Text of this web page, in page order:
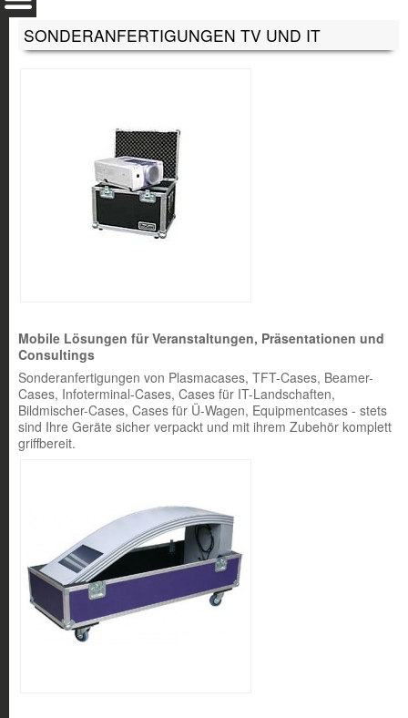
SONDERANFERTIGUNGEN TV UND IT
Mobile Lösungen für Veranstaltungen, Präsentationen und
Consultings
Sonderanfertigungen von Plasmacases, TFT-Cases, Beamer-
Cases, Infoterminal-Cases, Cases für IT-Landschaften,
Bildmischer-Cases, Cases für Ü-Wagen, Equipmentcases - stets
sind Ihre Geräte sicher verpackt und mit ihrem Zubehör komplett
griffbereit.